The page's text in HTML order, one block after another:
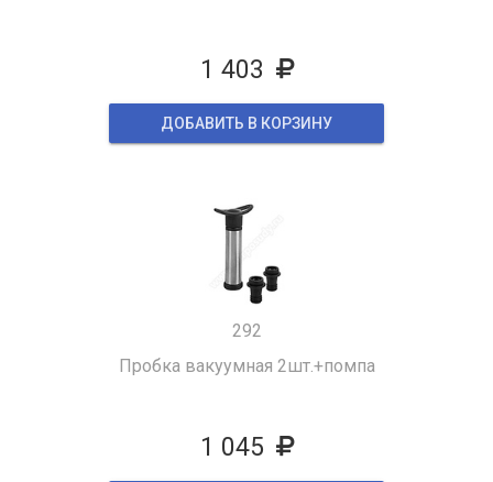
1 403
ДОБАВИТЬ В КОРЗИНУ
292
Пробка вакуумная 2шт.+помпа
1 045